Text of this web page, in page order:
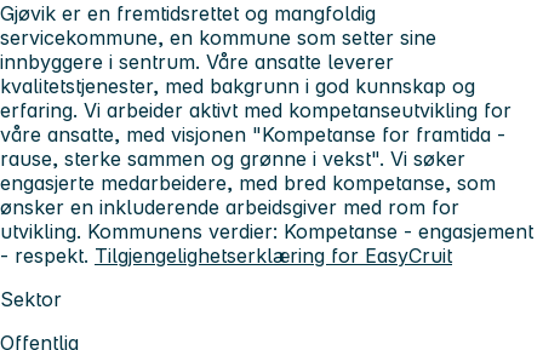
Gjøvik er en fremtidsrettet og mangfoldig
servicekommune, en kommune som setter sine
innbyggere i sentrum. Våre ansatte leverer
kvalitetstjenester, med bakgrunn i god kunnskap og
erfaring. Vi arbeider aktivt med kompetanseutvikling for
våre ansatte, med visjonen "Kompetanse for framtida -
rause, sterke sammen og grønne i vekst". Vi søker
engasjerte medarbeidere, med bred kompetanse, som
ønsker en inkluderende arbeidsgiver med rom for
utvikling. Kommunens verdier: Kompetanse - engasjement
- respekt. Tilgjengelighetserklæring for EasyCruit
Sektor
Offentlig